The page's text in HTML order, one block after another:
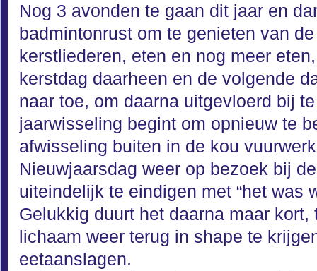
Nog 3 avonden te gaan dit jaar en
badmintonrust om te genieten van
kerstliederen, eten en nog meer
kerstdag daarheen en de volgende
naar toe, om daarna uitgevloerd bij
jaarwisseling begint om opnieuw te
afwisseling buiten in de kou
Nieuwjaarsdag weer op bezoek bij
uiteindelijk te eindigen met “het was
Gelukkig duurt het daarna maar
lichaam weer terug in shape te
eetaanslagen.